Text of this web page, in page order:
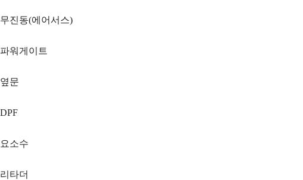
무진동(에어서스)
파워게이트
옆문
DPF
요소수
리타더